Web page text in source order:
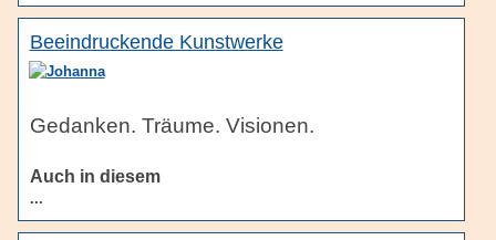
Beeindruckende Kunstwerke
Gedanken. Träume. Visionen.
Auch in diesem
...